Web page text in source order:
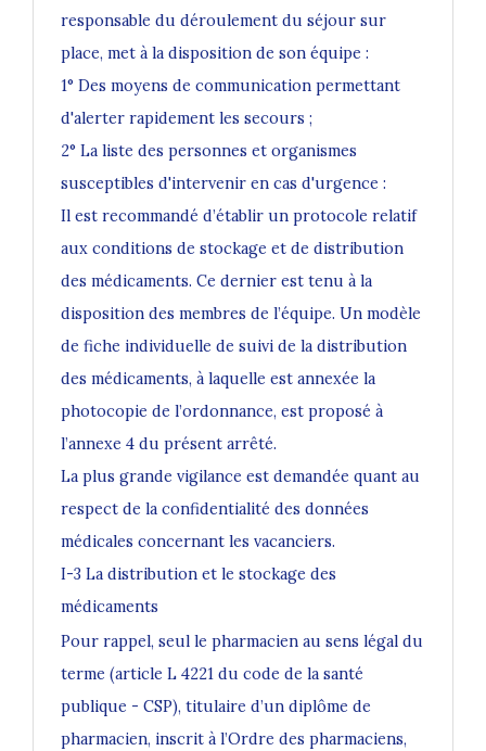
responsable du déroulement du séjour sur
place, met à la disposition de son équipe :
1° Des moyens de communication permettant
d'alerter rapidement les secours ;
2° La liste des personnes et organismes
susceptibles d'intervenir en cas d'urgence :
Il est recommandé d’établir un protocole relatif
aux conditions de stockage et de distribution
des médicaments. Ce dernier est tenu à la
disposition des membres de l’équipe. Un modèle
de fiche individuelle de suivi de la distribution
des médicaments, à laquelle est annexée la
photocopie de l’ordonnance, est proposé à
l’annexe 4 du présent arrêté.
La plus grande vigilance est demandée quant au
respect de la confidentialité des données
médicales concernant les vacanciers.
I-3 La distribution et le stockage des
médicaments
Pour rappel, seul le pharmacien au sens légal du
terme (article L 4221 du code de la santé
publique - CSP), titulaire d’un diplôme de
pharmacien, inscrit à l’Ordre des pharmaciens,